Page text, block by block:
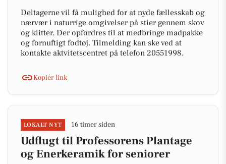
Deltagerne vil få mulighed for at nyde fællesskab og
nærvær i naturrige omgivelser på stier gennem skov
og klitter. Der opfordres til at medbringe madpakke
og fornuftigt fodtøj. Tilmelding kan ske ved at
kontakte aktvitetscentret på telefon 20551998.
Kopiér link
LOKALT NYT 16 timer siden
Udflugt til Professorens Plantage
og Enerkeramik for seniorer